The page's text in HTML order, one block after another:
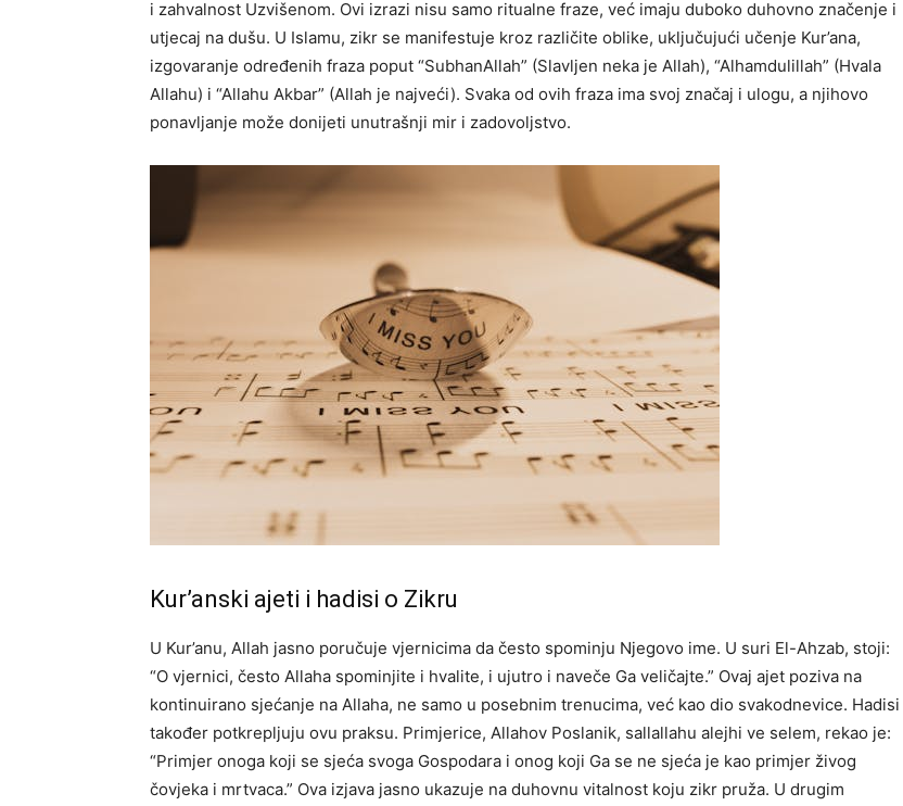
i zahvalnost Uzvišenom. Ovi izrazi nisu samo ritualne fraze, već imaju duboko duhovno značenje i
utjecaj na dušu. U Islamu, zikr se manifestuje kroz različite oblike, uključujući učenje Kur’ana,
izgovaranje određenih fraza poput “SubhanAllah” (Slavljen neka je Allah), “Alhamdulillah” (Hvala
Allahu) i “Allahu Akbar” (Allah je najveći). Svaka od ovih fraza ima svoj značaj i ulogu, a njihovo
ponavljanje može donijeti unutrašnji mir i zadovoljstvo.
Kur’anski ajeti i hadisi o Zikru
U Kur’anu, Allah jasno poručuje vjernicima da često spominju Njegovo ime. U suri El-Ahzab, stoji:
“O vjernici, često Allaha spominjite i hvalite, i ujutro i naveče Ga veličajte.” Ovaj ajet poziva na
kontinuirano sjećanje na Allaha, ne samo u posebnim trenucima, već kao dio svakodnevice. Hadisi
također potkrepljuju ovu praksu. Primjerice, Allahov Poslanik, sallallahu alejhi ve selem, rekao je:
“Primjer onoga koji se sjeća svoga Gospodara i onog koji Ga se ne sjeća je kao primjer živog
čovjeka i mrtvaca.” Ova izjava jasno ukazuje na duhovnu vitalnost koju zikr pruža. U drugim